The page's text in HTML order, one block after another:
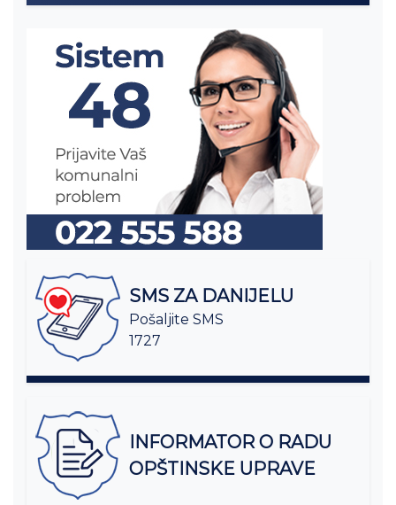
SMS ZA DANIJELU
Pošaljite SMS
1727
INFORMATOR O RADU
OPŠTINSKE UPRAVE